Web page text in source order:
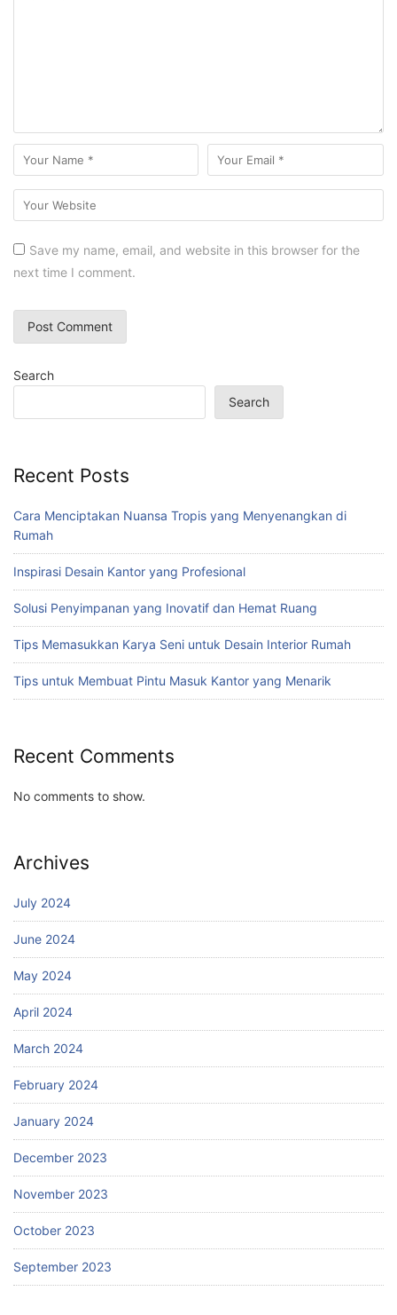
Save my name, email, and website in this browser for the
next time I comment.
Search
Search
Recent Posts
Cara Menciptakan Nuansa Tropis yang Menyenangkan di
Rumah
Inspirasi Desain Kantor yang Profesional
Solusi Penyimpanan yang Inovatif dan Hemat Ruang
Tips Memasukkan Karya Seni untuk Desain Interior Rumah
Tips untuk Membuat Pintu Masuk Kantor yang Menarik
Recent Comments
No comments to show.
Archives
July 2024
June 2024
May 2024
April 2024
March 2024
February 2024
January 2024
December 2023
November 2023
October 2023
September 2023